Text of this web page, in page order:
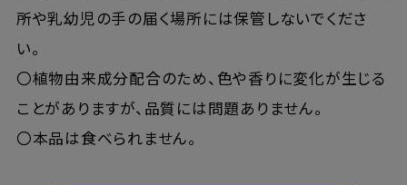
所や乳幼児の手の届く場所には保管しないでくださ
い。
〇植物由来成分配合のため、色や香りに変化が生じる
ことがありますが、品質には問題ありません。
〇本品は食べられません。